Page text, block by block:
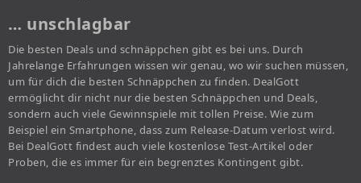
… unschlagbar
Die besten Deals und schnäppchen gibt es bei uns. Durch
Jahrelange Erfahrungen wissen wir genau, wo wir suchen müssen,
um für dich die besten Schnäppchen zu finden. DealGott
ermöglicht dir nicht nur die besten Schnäppchen und Deals,
sondern auch viele Gewinnspiele mit tollen Preise. Wie zum
Beispiel ein Smartphone, dass zum Release-Datum verlost wird.
Bei DealGott findest auch viele kostenlose Test-Artikel oder
Proben, die es immer für ein begrenztes Kontingent gibt.